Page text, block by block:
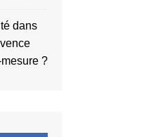
dans
?